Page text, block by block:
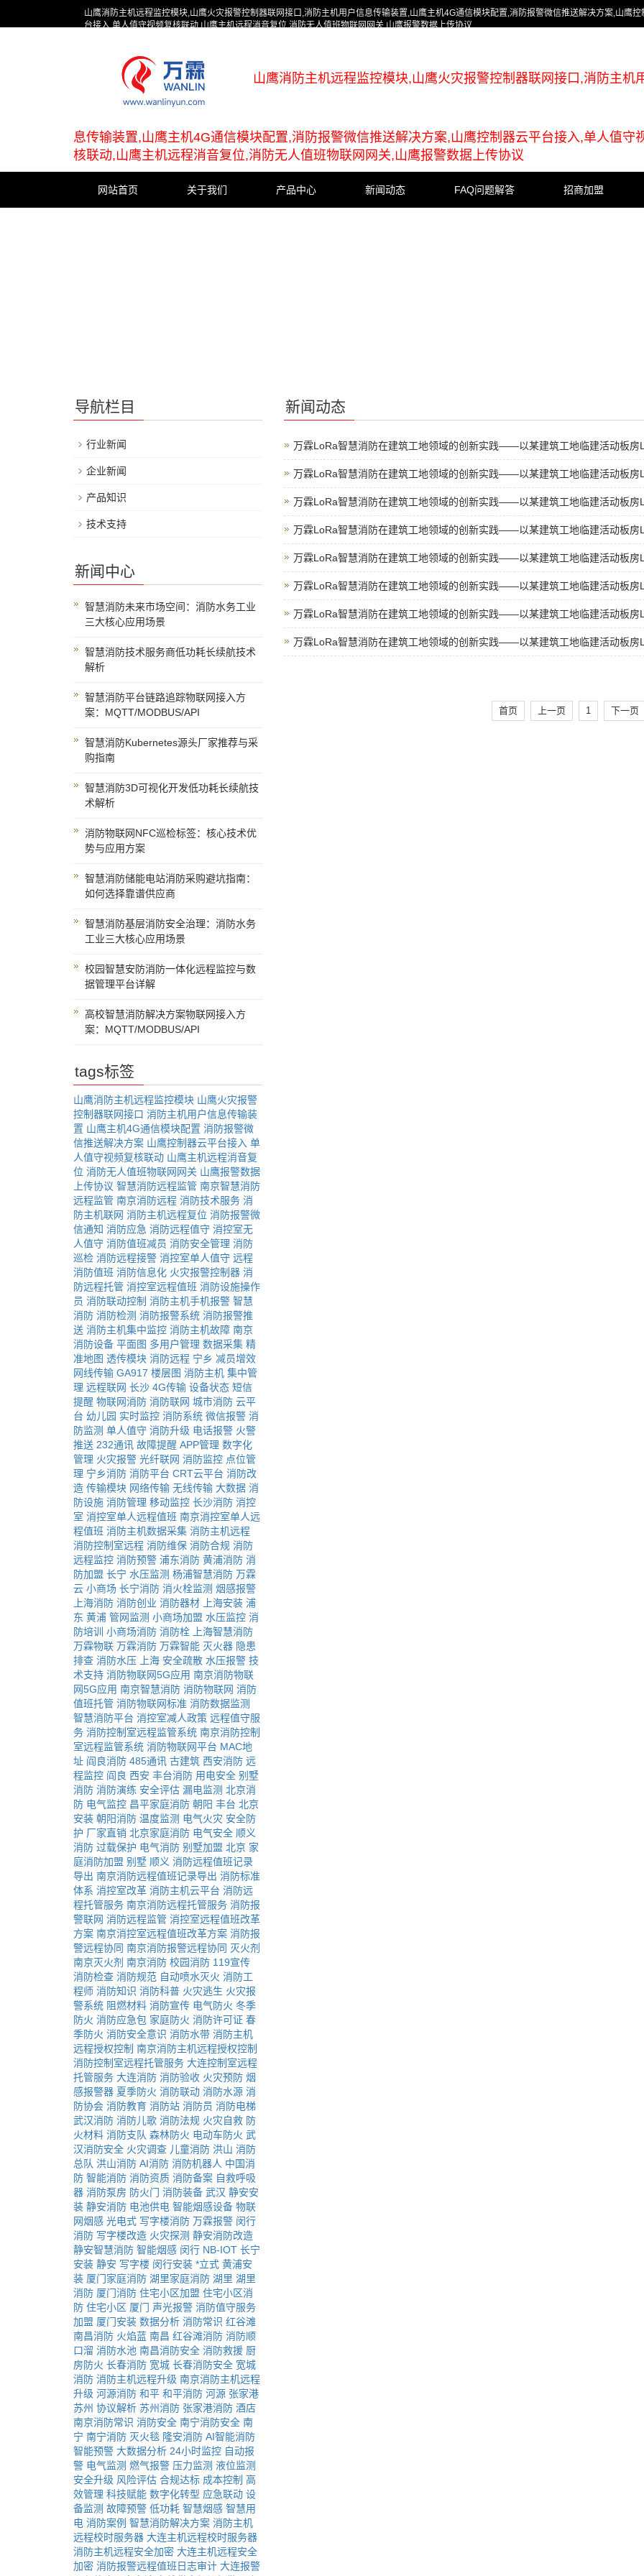
山鹰消防主机远程监控模块,山鹰火灾报警控制器联网接口,消防主机用户信息传输装置,山鹰主机4G通信模块配置,消防报警微信推送解决方案,山鹰控
台接入,单人值守视频复核联动,山鹰主机远程消音复位,消防无人值班物联网网关,山鹰报警数据上传协议
山鹰消防主机远程监控模块,山鹰火灾报警控制器联网接口,消防主机
息传输装置,山鹰主机4G通信模块配置,消防报警微信推送解决方案,山鹰控制器云平台接入,单人值守
核联动,山鹰主机远程消音复位,消防无人值班物联网网关,山鹰报警数据上传协议
网站首页 关于我们 产品中心 新闻动态 FAQ问题解答 招商加盟
新闻动态
万霖LoRa智慧消防在建筑工地领域的创新实践——以某建筑工地临建活动板房
万霖LoRa智慧消防在建筑工地领域的创新实践——以某建筑工地临建活动板房
万霖LoRa智慧消防在建筑工地领域的创新实践——以某建筑工地临建活动板房
万霖LoRa智慧消防在建筑工地领域的创新实践——以某建筑工地临建活动板房
万霖LoRa智慧消防在建筑工地领域的创新实践——以某建筑工地临建活动板房
万霖LoRa智慧消防在建筑工地领域的创新实践——以某建筑工地临建活动板房
万霖LoRa智慧消防在建筑工地领域的创新实践——以某建筑工地临建活动板房
万霖LoRa智慧消防在建筑工地领域的创新实践——以某建筑工地临建活动板房
首页 上一页 1 下一页
导航栏目
行业新闻
企业新闻
产品知识
技术支持
新闻中心
智慧消防未来市场空间：消防水务工业
三大核心应用场景
智慧消防技术服务商低功耗长续航技术
解析
智慧消防平台链路追踪物联网接入方
案：MQTT/MODBUS/API
智慧消防Kubernetes源头厂家推荐与采
购指南
智慧消防3D可视化开发低功耗长续航技
术解析
消防物联网NFC巡检标签：核心技术优
势与应用方案
智慧消防储能电站消防采购避坑指南：
如何选择靠谱供应商
智慧消防基层消防安全治理：消防水务
工业三大核心应用场景
校园智慧安防消防一体化远程监控与数
据管理平台详解
高校智慧消防解决方案物联网接入方
案：MQTT/MODBUS/API
tags标签
山鹰消防主机远程监控模块 山鹰火灾报警
控制器联网接口 消防主机用户信息传输装
置 山鹰主机4G通信模块配置 消防报警微
信推送解决方案 山鹰控制器云平台接入 单
人值守视频复核联动 山鹰主机远程消音复
位 消防无人值班物联网网关 山鹰报警数据
上传协议 智慧消防远程监管 南京智慧消防
远程监管 南京消防远程 消防技术服务 消
防主机联网 消防主机远程复位 消防报警微
信通知 消防应急 消防远程值守 消控室无
人值守 消防值班减员 消防安全管理 消防
巡检 消防远程接警 消控室单人值守 远程
消防值班 消防信息化 火灾报警控制器 消
防远程托管 消控室远程值班 消防设施操作
员 消防联动控制 消防主机手机报警 智慧
消防 消防检测 消防报警系统 消防报警推
送 消防主机集中监控 消防主机故障 南京
消防设备 平面图 多用户管理 数据采集 精
准地图 透传模块 消防远程 宁乡 减员增效
网线传输 GA917 楼层图 消防主机 集中管
理 远程联网 长沙 4G传输 设备状态 短信
提醒 物联网消防 消防联网 城市消防 云平
台 幼儿园 实时监控 消防系统 微信报警 消
防监测 单人值守 消防升级 电话报警 火警
推送 232通讯 故障提醒 APP管理 数字化
管理 火灾报警 光纤联网 消防监控 点位管
理 宁乡消防 消防平台 CRT云平台 消防改
造 传输模块 网络传输 无线传输 大数据 消
防设施 消防管理 移动监控 长沙消防 消控
室 消控室单人远程值班 南京消控室单人远
程值班 消防主机数据采集 消防主机远程
消防控制室远程 消防维保 消防合规 消防
远程监控 消防预警 浦东消防 黄浦消防 消
防加盟 长宁 水压监测 杨浦智慧消防 万霖
云 小商场 长宁消防 消火栓监测 烟感报警
上海消防 消防创业 消防器材 上海安装 浦
东 黄浦 管网监测 小商场加盟 水压监控 消
防培训 小商场消防 消防栓
上海智慧消防
万霖物联 万霖消防 万霖智能 灭火器 隐患
排查 消防水压 上海 安全疏散 水压报警 技
术支持 消防物联网5G应用 南京消防物联
网5G应用 南京智慧消防 消防物联网 消防
值班托管 消防物联网标准 消防数据监测
智慧消防平台 消控室减人政策 远程值守服
务 消防控制室远程监管系统 南京消防控制
室远程监管系统 消防物联网平台 MAC地
址 阎良消防 485通讯 古建筑 西安消防 远
程监控 阎良 西安 丰台消防 用电安全 别墅
消防 消防演练 安全评估 漏电监测 北京消
防 电气监控 昌平家庭消防 朝阳 丰台 北京
安装 朝阳消防 温度监测 电气火灾 安全防
护 厂家直销 北京家庭消防 电气安全 顺义
消防 过载保护 电气消防 别墅加盟 北京 家
庭消防加盟 别墅 顺义 消防远程值班记录
导出 南京消防远程值班记录导出 消防标准
体系 消控室改革 消防主机云平台 消防远
程托管服务 南京消防远程托管服务 消防报
警联网 消防远程监管 消控室远程值班改革
方案 南京消控室远程值班改革方案 消防报
警远程协同 南京消防报警远程协同 灭火剂
南京灭火剂 南京消防 校园消防 119宣传
消防检查 消防规范 自动喷水灭火 消防工
程师 消防知识 消防科普 火灾逃生 火灾报
警系统 阻燃材料 消防宣传 电气防火 冬季
防火 消防应急包 家庭防火 消防许可证 春
季防火 消防安全意识 消防水带 消防主机
远程授权控制 南京消防主机远程授权控制
消防控制室远程托管服务 大连控制室远程
托管服务 大连消防 消防验收 火灾预防 烟
感报警器 夏季防火 消防联动 消防水源 消
防协会 消防教育 消防站 消防员 消防电梯
武汉消防 消防儿歌 消防法规 火灾自救 防
火材料 消防支队 森林防火 电动车防火 武
汉消防安全 火灾调查 儿童消防 洪山 消防
总队 洪山消防 AI消防 消防机器人 中国消
防 智能消防 消防资质 消防备案 自救呼吸
器 消防泵房 防火门 消防装备 武汉 静安安
装 静安消防 电池供电 智能烟感设备 物联
网烟感 光电式 写字楼消防 万霖报警 闵行
消防 写字楼改造 火灾探测 静安消防改造
静安智慧消防 智能烟感 闵行 NB-IOT 长宁
安装 静安 写字楼 闵行安装 *立式 黄浦安
装 厦门家庭消防 湖里家庭消防 湖里 湖里
消防 厦门消防 住宅小区加盟 住宅小区消
防 住宅小区 厦门 声光报警 消防值守服务
加盟 厦门安装 数据分析 消防常识 红谷滩
南昌消防 火焰蓝 南昌 红谷滩消防 消防顺
口溜 消防水池 南昌消防安全 消防救援 厨
房防火 长春消防 宽城 长春消防安全 宽城
消防 消防主机远程升级 南京消防主机远程
升级 河源消防 和平 和平消防 河源 张家港
苏州 协议解析 苏州消防 张家港消防 酒店
南京消防常识 消防安全 南宁消防安全 南
宁 南宁消防 灭火毯 隆安消防 AI智能消防
智能预警 大数据分析 24小时监控 自动报
警 电气监测 燃气报警 压力监测 液位监测
安全升级 风险评估 合规达标 成本控制 高
效管理 科技赋能 数字化转型 应急联动 设
备监测 故障预警 低功耗 智慧烟感 智慧用
电 消防案例 智慧消防解决方案 消防主机
远程校时服务器 大连主机远程校时服务器
消防主机远程安全加密 大连主机远程安全
加密 消防报警远程值班日志审计 大连报警